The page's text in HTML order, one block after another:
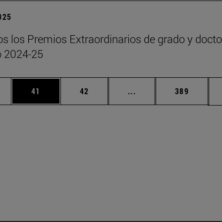
los Premios Extraordinarios de grado y
2024-25
Use TAB para desplazarse.
Página
41 Página
42 ... Páginas intermedias
Página
389